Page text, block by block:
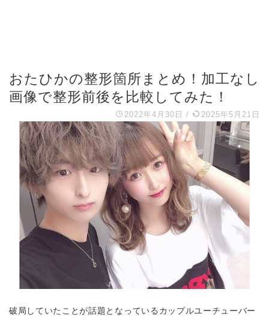
おたひかの整形箇所まとめ！加工なし
画像で整形前後を比較してみた！
2022年4月30日 / 2025年5月21日
破局していたことが話題となっているカップルユーチューバー